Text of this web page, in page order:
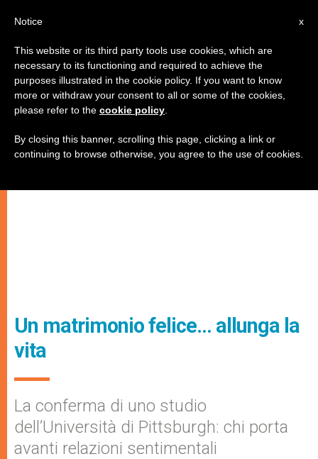
Un matrimonio felice… allunga la
vita
La conferma di uno studio
dell’Università di Pittsburgh: chi porta
avanti relazioni sentimentali
x
Notice
This website or its third party tools use cookies, which are
necessary to its functioning and required to achieve the
purposes illustrated in the cookie policy. If you want to know
more or withdraw your consent to all or some of the cookies,
please refer to the cookie policy
By closing this banner, scrolling this page, clicking a link or
continuing to browse otherwise, you agree to the use of cookies.